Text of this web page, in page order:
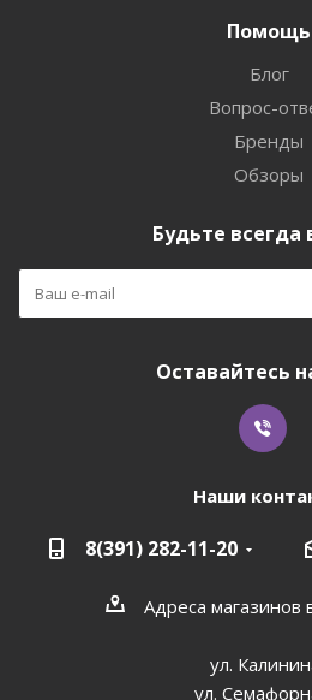
Помощь
Блог
Вопрос-
Бренды
Обзоры
Будьте всегда
Оставайтесь
Наши
8(391) 282-11-20
Адреса магазинов
ул.
ул.